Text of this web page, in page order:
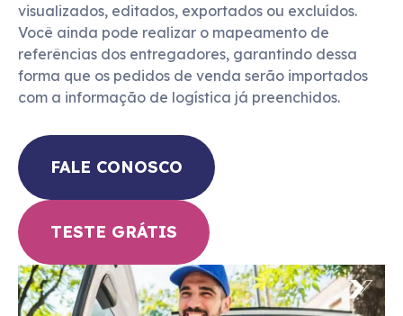
visualizados, editados, exportados ou excluídos.
Você ainda pode realizar o mapeamento de
referências dos entregadores, garantindo dessa
forma que os pedidos de venda serão importados
com a informação de logística já preenchidos.
FALE CONOSCO
TESTE GRÁTIS